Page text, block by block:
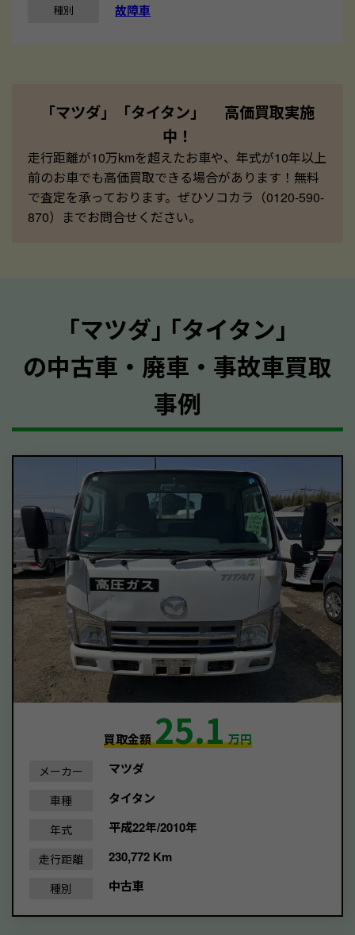
種別 故障車
「マツダ」「タイタン」 高価買取実施
中！
走行距離が10万kmを超えたお車や、年式が10年以上
前のお車でも高価買取できる場合があります！無料
で査定を承っております。ぜひソコカラ（0120-590-
870）までお問合せください。
｢マツダ｣ ｢タイタン｣
の中古車・廃車・事故車買取
事例
買取金額25.1万円
メーカー マツダ
車種 タイタン
年式 平成22年/2010年
走行距離 230,772 Km
種別 中古車